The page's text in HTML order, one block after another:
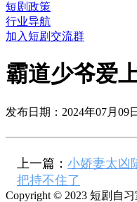
短剧政策
行业导航
加入短剧交流群
霸道少爷爱
发布日期：2024年07月09日
上一篇： 小娇妻太凶
把持不住了
Copyright © 2023 短剧自习